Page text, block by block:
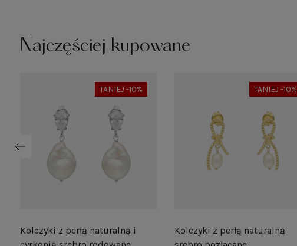
Najczęściej kupowane
TANIEJ -10%
Kolczyki z perłą naturalną i
TANIEJ -10%
Kolczyki z perłą naturalną